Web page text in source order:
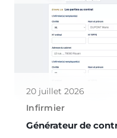
20 juillet 2026
Infirmier
Générateur de